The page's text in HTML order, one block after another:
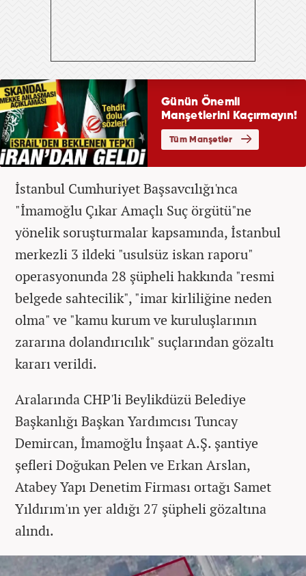
İstanbul Cumhuriyet Başsavcılığı'nca
"İmamoğlu Çıkar Amaçlı Suç örgütü"ne
yönelik soruşturmalar kapsamında, İstanbul
merkezli 3 ildeki "usulsüz iskan raporu"
operasyonunda 28 şüpheli hakkında "resmi
belgede sahtecilik", "imar kirliliğine neden
olma" ve "kamu kurum ve kuruluşlarının
zararına dolandırıcılık" suçlarından gözaltı
kararı verildi.
Aralarında CHP'li Beylikdüzü Belediye
Başkanlığı Başkan Yardımcısı Tuncay
Demircan, İmamoğlu İnşaat A.Ş. şantiye
şefleri Doğukan Pelen ve Erkan Arslan,
Atabey Yapı Denetim Firması ortağı Samet
Yıldırım'ın yer aldığı 27 şüpheli gözaltına
alındı.